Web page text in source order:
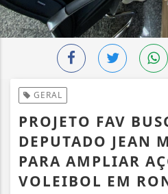
GERAL
PROJETO FAV
DEPUTADO JEAN
PARA AMPLIAR
VOLEIBOL EM